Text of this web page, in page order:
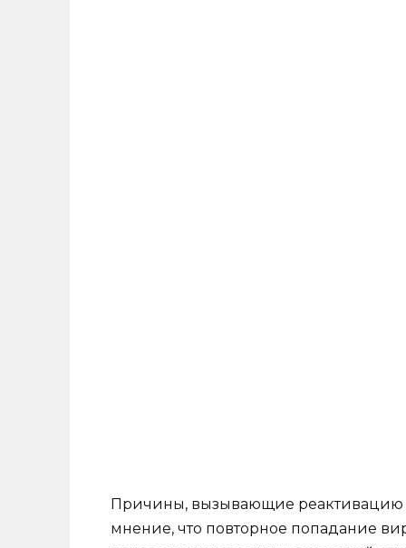
Причины, вызывающие реактивацию
мнение, что повторное попадание